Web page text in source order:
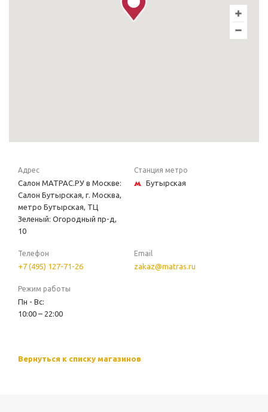
Адрес
Салон МАТРАС.РУ в Москве:
Салон Бутырская, г. Москва,
метро Бутырская, ТЦ
Зеленый: Огородный пр-д,
10
Станция метро
Бутырская
Телефон
+7 (495) 127-71-26
Email
zakaz@matras.ru
Режим работы
Пн - Вс:
10:00 – 22:00
Вернуться к списку магазинов